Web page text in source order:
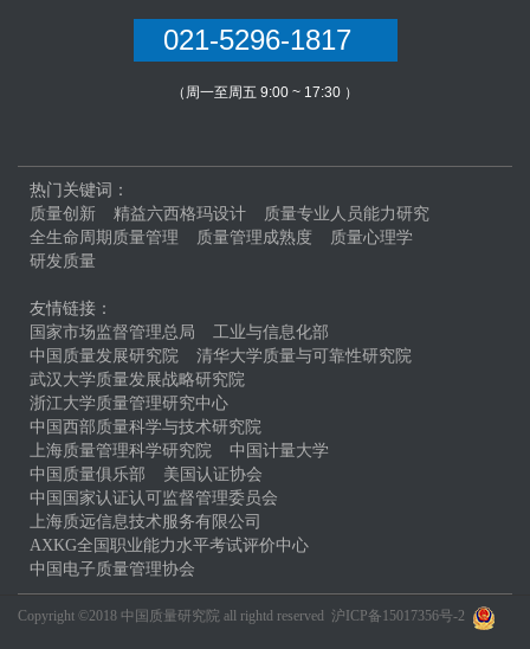
021-5296-1817
（周一至周五 9:00 ~ 17:30 ）
热门关键词：
质量创新
精益六西格玛设计
质量专业人员能力研究
全生命周期质量管理
质量管理成熟度
质量心理学
研发质量
友情链接：
国家市场监督管理总局
工业与信息化部
中国质量发展研究院
清华大学质量与可靠性研究院
武汉大学质量发展战略研究院
浙江大学质量管理研究中心
中国西部质量科学与技术研究院
上海质量管理科学研究院
中国计量大学
中国质量俱乐部
美国认证协会
中国国家认证认可监督管理委员会
上海质远信息技术服务有限公司
AXKG全国职业能力水平考试评价中心
中国电子质量管理协会
Copyright ©2018 中国质量研究院 all rightd reserved 沪ICP备15017356号-2